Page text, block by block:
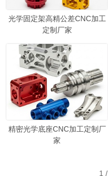
光学固定架高精公差CNC加工
定制厂家
精密光学底座CNC加工定制厂
家
1 /